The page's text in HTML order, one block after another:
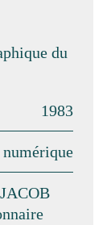
du
1983